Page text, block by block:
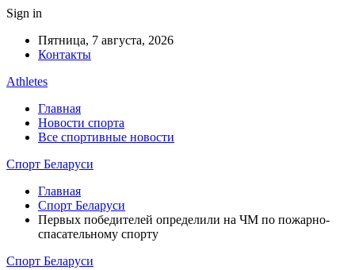
Sign in
Пятница, 7 августа, 2026
Контакты
Athletes
Главная
Новости спорта
Все спортивные новости
Спорт Беларуси
Главная
Спорт Беларуси
Первых победителей определили на ЧМ по пожарно-
спасательному спорту
Спорт Беларуси